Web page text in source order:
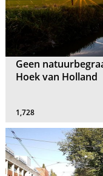
Geen
Hoek van Holland
1,728